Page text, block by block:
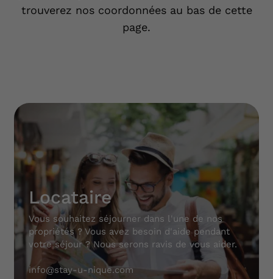
trouverez nos coordonnées au bas de cette
page.
Locataire
Vous souhaitez séjourner dans l'une de nos
propriétés ? Vous avez besoin d'aide pendant
votre séjour ? Nous serons ravis de vous aider.
info@stay-u-nique.com